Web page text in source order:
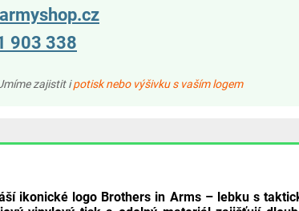
903 338
zajistit ipotisk nebo výšivku s vaším logem
ikonické logo Brothers in Arms – lebku s